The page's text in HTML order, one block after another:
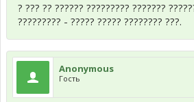
? ??? ?? ?????? ????????? ???????
????????? - ????? ????? ???????? ???.
Anonymous
Гость